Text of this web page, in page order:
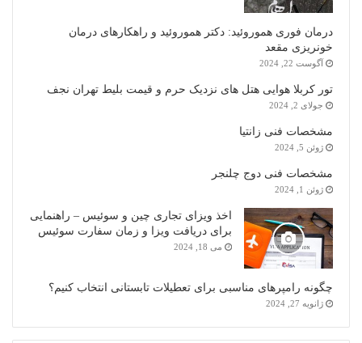
درمان فوری هموروئید: دکتر هموروئید و راهکارهای درمان
خونریزی مقعد
آگوست 22, 2024
تور کربلا هوایی هتل های نزدیک حرم و قیمت بلیط تهران نجف
جولای 2, 2024
مشخصات فنی زانتیا
ژوئن 5, 2024
مشخصات فنی دوج چلنجر
ژوئن 1, 2024
اخذ ویزای تجاری چین و سوئیس – راهنمایی
برای دریافت ویزا و زمان سفارت سوئیس
می 18, 2024
چگونه رامپرهای مناسبی برای تعطیلات تابستانی انتخاب کنیم؟
ژانویه 27, 2024